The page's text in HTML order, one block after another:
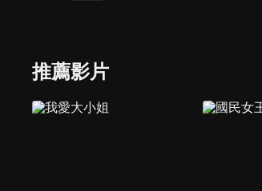
推薦影片